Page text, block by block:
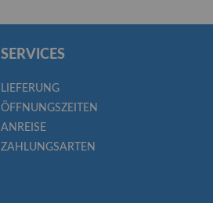
SERVICES
LIEFERUNG
ÖFFNUNGSZEITEN
ANREISE
ZAHLUNGSARTEN